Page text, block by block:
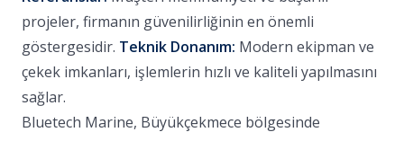
projeler, firmanın güvenilirliğinin en önemli
göstergesidir. Teknik Donanım: Modern ekipman ve
çekek imkanları, işlemlerin hızlı ve kaliteli yapılmasını
sağlar.
Bluetech Marine, Büyükçekmece bölgesinde